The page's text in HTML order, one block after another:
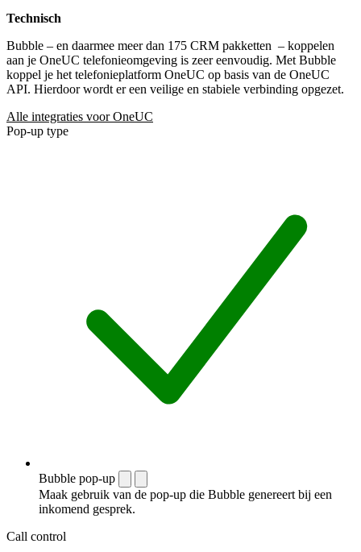
Technisch
Bubble – en daarmee meer dan 175 CRM pakketten – koppelen
aan je OneUC telefonieomgeving is zeer eenvoudig. Met Bubble
koppel je het telefonieplatform OneUC op basis van de OneUC
API. Hierdoor wordt er een veilige en stabiele verbinding opgezet.
Alle integraties voor OneUC
Pop-up type
Bubble pop-up
Maak gebruik van de pop-up die Bubble genereert bij een
inkomend gesprek.
Call control